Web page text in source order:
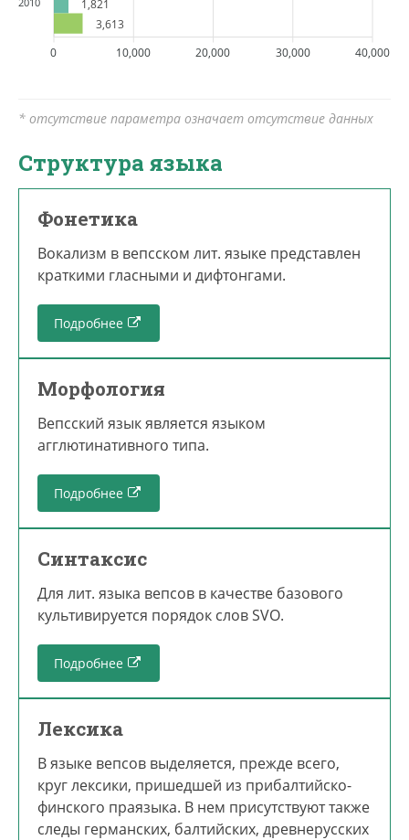
1,821
3,613
40,000
30,000
20,000
10,000
0
* отсутствие параметра означает отсутствие данных
Структура языка
Фонетика
Вокализм в вепсском лит. языке представлен
краткими гласными и дифтонгами.
Подробнее
Морфология
Вепсский язык является языком
агглютинативного типа.
Подробнее
Синтаксис
Для лит. языка вепсов в качестве базового
культивируется порядок слов SVO.
Подробнее
Лексика
В языке вепсов выделяется, прежде всего,
круг лексики, пришедшей из прибалтийско-
финского праязыка. В нем присутствуют также
следы германских, балтийских, древнерусских